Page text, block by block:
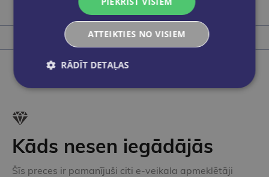
€8.95
Ielikt grozā
Kāds nesen iegādājās
Šīs preces ir pamanījuši citi e-veikala apmeklētāji
ATTEIKTIES NO VISIEM
RĀDĪT DETAĻAS